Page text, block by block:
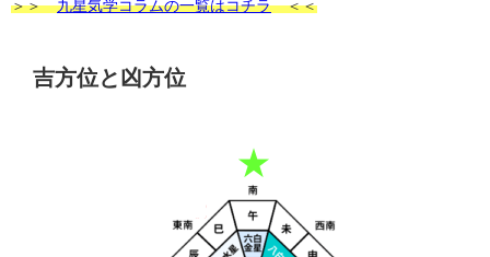
＞＞九星気学コラムの一覧はコチラ＜＜
吉方位と凶方位